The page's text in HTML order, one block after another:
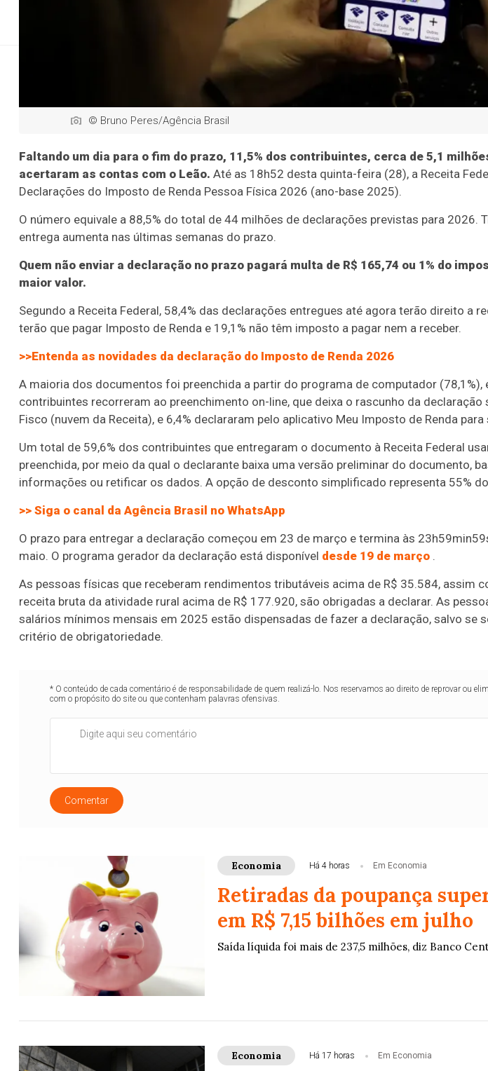
Receita recebeu 38,9 mi de
© Bruno Peres/Agência Brasil
Faltando um dia para o fim do prazo, 11,5% dos contribuintes, cerca de 5,1
acertaram as contas com o Leão. Até as 18h52 desta quinta-feira (28), a Receita
Declarações do Imposto de Renda Pessoa Física 2026 (ano-base 2025).
O número equivale a 88,5% do total de 44 milhões de declarações previstas para 2026.
entrega aumenta nas últimas semanas do prazo.
Quem não enviar a declaração no prazo pagará multa de R$ 165,74 ou 1% do
maior valor.
Segundo a Receita Federal, 58,4% das declarações entregues até agora terão direito a
terão que pagar Imposto de Renda e 19,1% não têm imposto a pagar nem a receber.
>>Entenda as novidades da declaração do Imposto de Renda 2026
A maioria dos documentos foi preenchida a partir do programa de computador (78,1%),
contribuintes recorreram ao preenchimento on-line, que deixa o rascunho da
Fisco (nuvem da Receita), e 6,4% declararam pelo aplicativo Meu Imposto de Renda
Um total de 59,6% dos contribuintes que entregaram o documento à Receita Federal
preenchida, por meio da qual o declarante baixa uma versão preliminar do documento,
informações ou retificar os dados. A opção de desconto simplificado representa 55%
>> Siga o canal da Agência Brasil no WhatsApp
O prazo para entregar a declaração começou em 23 de março e termina às
maio. O programa gerador da declaração está disponível desde 19 de março .
As pessoas físicas que receberam rendimentos tributáveis acima de R$ 35.584, assim
receita bruta da atividade rural acima de R$ 177.920, são obrigadas a declarar. As
salários mínimos mensais em 2025 estão dispensadas de fazer a declaração, salvo se
critério de obrigatoriedade.
* O conteúdo de cada comentário é de responsabilidade de quem realizá-lo. Nos reservamos ao direito de reprovar ou
com o propósito do site ou que contenham palavras ofensivas.
Comentar
Economia Há 4 horas Em Economia
Retiradas da poupança
em R$ 7,15 bilhões em julho
Saída líquida foi mais de 237,5 milhões, diz Banco
Economia Há 17 horas Em Economia